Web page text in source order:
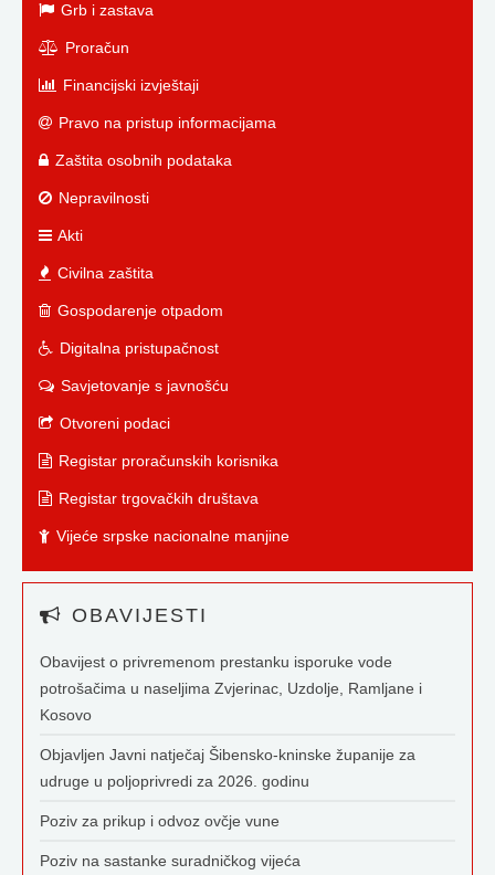
Grb i zastava
Proračun
Financijski izvještaji
Pravo na pristup informacijama
Zaštita osobnih podataka
Nepravilnosti
Akti
Civilna zaštita
Gospodarenje otpadom
Digitalna pristupačnost
Savjetovanje s javnošću
Otvoreni podaci
Registar proračunskih korisnika
Registar trgovačkih društava
Vijeće srpske nacionalne manjine
OBAVIJESTI
Obavijest o privremenom prestanku isporuke vode
potrošačima u naseljima Zvjerinac, Uzdolje, Ramljane i
Kosovo
Objavljen Javni natječaj Šibensko-kninske županije za
udruge u poljoprivredi za 2026. godinu
Poziv za prikup i odvoz ovčje vune
Poziv na sastanke suradničkog vijeća